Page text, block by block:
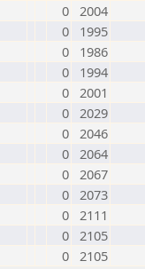
0 2004
0
1995
0
1986
0
1994
0 2001
0 2029
0 2046
0 2064
0 2067
0 2073
0 2111
0 2105
0 2105